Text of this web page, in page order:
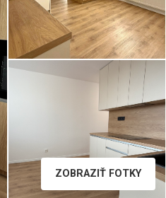
IMG_7359__2.JPEG
ZOBRAZIŤ FOTKY